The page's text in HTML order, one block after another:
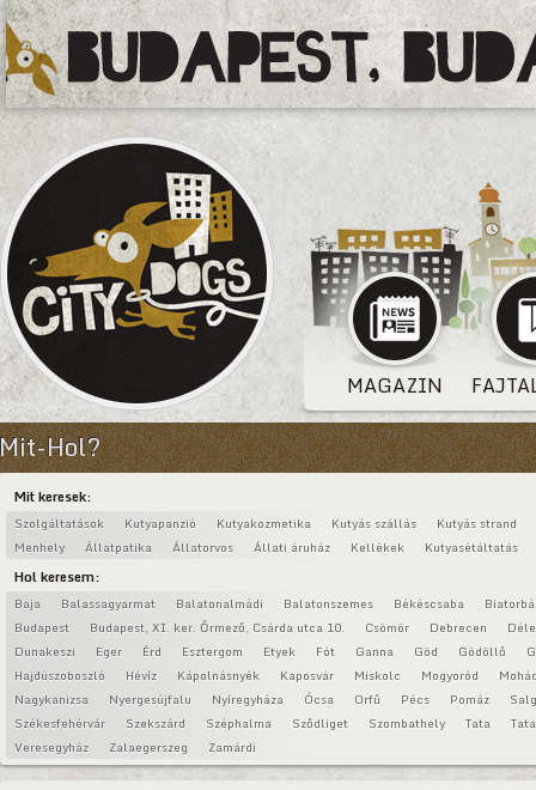
MAGAZIN
Mit-Hol?
Mit keresek:
Szolgáltatások Kutyapanzió Kutyakozmetika Kutyás szállás
Kutyás strand
Menhely
Állatpatika Állatorvos Állati áruház Kellékek Kutyasétáltatás
Hol keresem:
Baja Balassagyarmat Balatonalmádi Balatonszemes Békéscsaba
Budapest
Budapest, XI. ker. Őrmező, Csárda utca 10. Csömör Debrecen
Dunakeszi
Eger Érd Esztergom Etyek Fót Ganna Göd Gödöllő
Hajdúszoboszló
Hévíz Kápolnásnyék Kaposvár Miskolc Mogyoród
Nagykanizsa
Nyergesújfalu Nyíregyháza Ócsa Orfű Pécs Pomáz
Székesfehérvár
Szekszárd Széphalma Sződliget Szombathely Tata
Veresegyház
Zalaegerszeg Zamárdi